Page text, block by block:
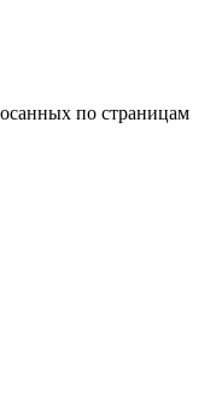
по страницам